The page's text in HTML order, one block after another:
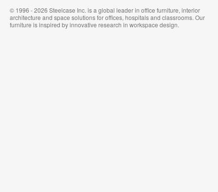
© 1996 - 2026 Steelcase Inc. is a global leader in office furniture, interior
architecture and space solutions for offices, hospitals and classrooms. Our
furniture is inspired by innovative research in workspace design.